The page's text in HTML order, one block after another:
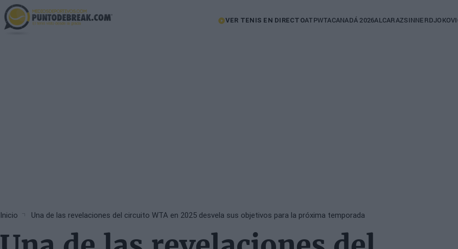
Skip
to
main
Main
VER TENIS EN DIRECTOATPWTACANADÁ 2026ALCARAZSINNER
Breadcrumb
Inicio Una de las revelaciones del circuito WTA en 2025 desvela sus objetivos para la próxima temporada